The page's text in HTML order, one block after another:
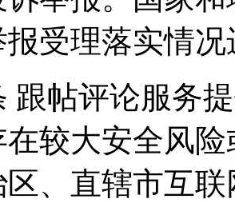
受理落实情
跟帖评论服务
较大安全风
、直辖市互